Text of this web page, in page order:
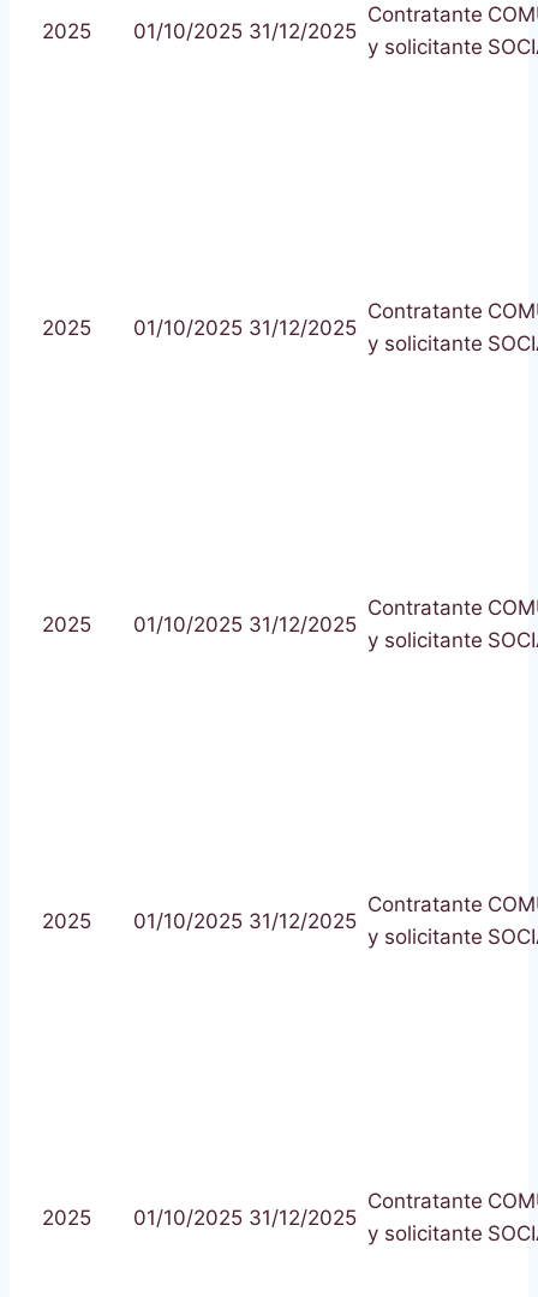
2025 01/10/2025 31/12/2025
Contratante
y solicitante
2025 01/10/2025 31/12/2025
Contratante
y solicitante
2025 01/10/2025 31/12/2025
Contratante
y solicitante
2025 01/10/2025 31/12/2025
Contratante
y solicitante
2025 01/10/2025 31/12/2025
Contratante
y solicitante